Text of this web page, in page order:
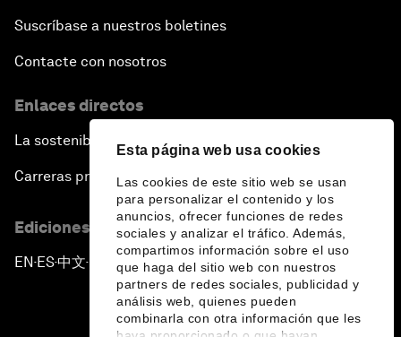
Esta página web usa cookies
Las cookies de este sitio web se usan
para personalizar el contenido y los
anuncios, ofrecer funciones de redes
sociales y analizar el tráfico. Además,
compartimos información sobre el uso
que haga del sitio web con nuestros
partners de redes sociales, publicidad y
análisis web, quienes pueden
combinarla con otra información que les
Suscríbase a nuestros boletines
Contacte con nosotros
Enlaces directos
La sostenibilidad en el Foro
Carreras profesionales
Ediciones en otros idiomas
EN ▪ ES▪中文▪ 日本語